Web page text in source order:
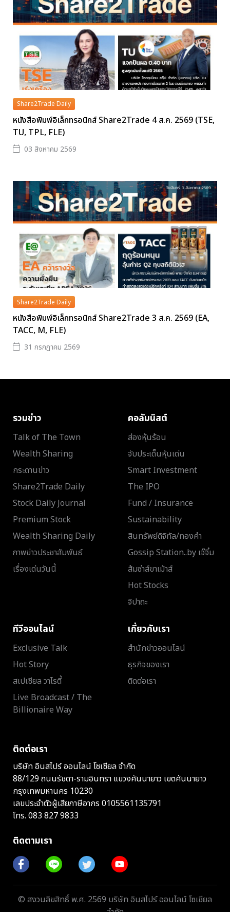
Share2Trade Daily
หนังสือพิมพ์อิเล็กทรอนิกส์ Share2Trade 4 ส.ค. 2569 (TSE,
TU, TPL, FLE)
03 สิงหาคม 2569
Share2Trade Daily
หนังสือพิมพ์อิเล็กทรอนิกส์ Share2Trade 3 ส.ค. 2569 (EA,
TACC, M, FLE)
31 กรกฎาคม 2569
รวมข่าว
Talk of The Town
Wealth Sharing
กระดานข่าว
Share2Trade Daily
Stock Daily Journal
Premium Stock
Wealth Sharing Daily
ภาพข่าวประชาสัมพันธ์
เรื่องเด่นวันนี้
คอลัมนิสต์
ส่องหุ้นร้อน
จับประเด็นหุ้นเด่น
Smart Investment
The IPO
Fund / Insurance
Sustainability
สินทรัพย์ดิจิทัล/ทองคำ
Gossip Station..by เจ๊จิ๋ม
ส้มซ่าส์ขาเม้าส์
Hot Stocks
จิปาถะ
ทีวีออนไลน์
Exclusive Talk
Hot Story
สเปเชียล วาไรตี้
Live Broadcast / The
Billionaire Way
เกี่ยวกับเรา
สำนักข่าวออนไลน์
ธุรกิจของเรา
ติดต่อเรา
ติดต่อเรา
บริษัท อินสไปร์ ออนไลน์ โซเชียล จำกัด
88/129 ถนนรัชดา-รามอินทรา แขวงคันนายาว เขตคันนายาว
กรุงเทพมหานคร 10230
เลขประจำตัวผู้เสียภาษีอากร 0105561135791
โทร. 083 827 9833
ติดตามเรา
© สงวนลิขสิทธิ์ พ.ศ. 2569 บริษัท อินสไปร์ ออนไลน์ โซเชียล